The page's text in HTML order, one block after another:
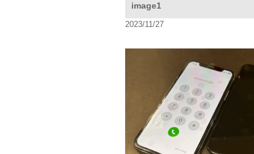
image1
2023/11/27